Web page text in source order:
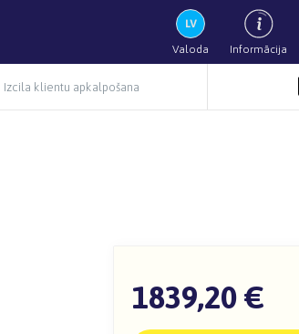
Valoda Informācija
Izcila klientu apkalpošana
1839,20 €